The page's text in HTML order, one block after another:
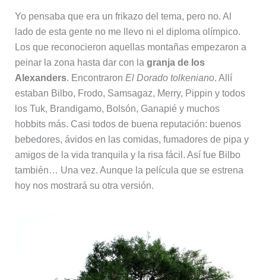
Yo pensaba que era un frikazo del tema, pero no. Al
lado de esta gente no me llevo ni el diploma olímpico.
Los que reconocieron aquellas montañas empezaron a
peinar la zona hasta dar con la granja de los
Alexanders. Encontraron El Dorado tolkeniano. Allí
estaban Bilbo, Frodo, Samsagaz, Merry, Pippin y todos
los Tuk, Brandigamo, Bolsón, Ganapié y muchos
hobbits más. Casi todos de buena reputación: buenos
bebedores, ávidos en las comidas, fumadores de pipa y
amigos de la vida tranquila y la risa fácil. Así fue Bilbo
también… Una vez. Aunque la película que se estrena
hoy nos mostrará su otra versión.